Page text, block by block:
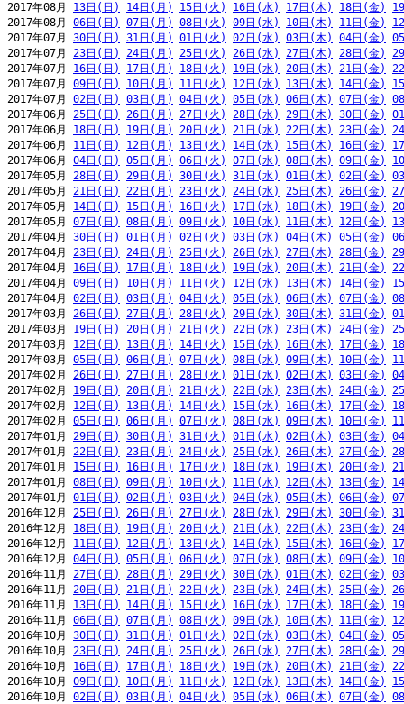
2017年08月 13日(日) 14日(月) 15日(火) 16日(水) 17日(木) 18日(金)
2017年08月 06日(日) 07日(月) 08日(火) 09日(水) 10日(木) 11日(金)
2017年07月 30日(日) 31日(月) 01日(火) 02日(水) 03日(木) 04日(金)
2017年07月 23日(日) 24日(月) 25日(火) 26日(水) 27日(木) 28日(金)
2017年07月 16日(日) 17日(月) 18日(火) 19日(水) 20日(木) 21日(金)
2017年07月 09日(日) 10日(月) 11日(火) 12日(水) 13日(木) 14日(金)
2017年07月 02日(日) 03日(月) 04日(火) 05日(水) 06日(木) 07日(金)
2017年06月 25日(日) 26日(月) 27日(火) 28日(水) 29日(木) 30日(金)
2017年06月 18日(日) 19日(月) 20日(火) 21日(水) 22日(木) 23日(金)
2017年06月 11日(日) 12日(月) 13日(火) 14日(水) 15日(木) 16日(金)
2017年06月 04日(日) 05日(月) 06日(火) 07日(水) 08日(木) 09日(金)
2017年05月 28日(日) 29日(月) 30日(火) 31日(水) 01日(木) 02日(金)
2017年05月 21日(日) 22日(月) 23日(火) 24日(水) 25日(木) 26日(金)
2017年05月 14日(日) 15日(月) 16日(火) 17日(水) 18日(木) 19日(金)
2017年05月 07日(日) 08日(月) 09日(火) 10日(水) 11日(木) 12日(金)
2017年04月 30日(日) 01日(月) 02日(火) 03日(水) 04日(木) 05日(金)
2017年04月 23日(日) 24日(月) 25日(火) 26日(水) 27日(木) 28日(金)
2017年04月 16日(日) 17日(月) 18日(火) 19日(水) 20日(木) 21日(金)
2017年04月 09日(日) 10日(月) 11日(火) 12日(水) 13日(木) 14日(金)
2017年04月 02日(日) 03日(月) 04日(火) 05日(水) 06日(木) 07日(金)
2017年03月 26日(日) 27日(月) 28日(火) 29日(水) 30日(木) 31日(金)
2017年03月 19日(日) 20日(月) 21日(火) 22日(水) 23日(木) 24日(金)
2017年03月 12日(日) 13日(月) 14日(火) 15日(水) 16日(木) 17日(金)
2017年03月 05日(日) 06日(月) 07日(火) 08日(水) 09日(木) 10日(金)
2017年02月 26日(日) 27日(月) 28日(火) 01日(水) 02日(木) 03日(金)
2017年02月 19日(日) 20日(月) 21日(火) 22日(水) 23日(木) 24日(金)
2017年02月 12日(日) 13日(月) 14日(火) 15日(水) 16日(木) 17日(金)
2017年02月 05日(日) 06日(月) 07日(火) 08日(水) 09日(木) 10日(金)
2017年01月 29日(日) 30日(月) 31日(火) 01日(水) 02日(木) 03日(金)
2017年01月 22日(日) 23日(月) 24日(火) 25日(水) 26日(木) 27日(金)
2017年01月 15日(日) 16日(月) 17日(火) 18日(水) 19日(木) 20日(金)
2017年01月 08日(日) 09日(月) 10日(火) 11日(水) 12日(木) 13日(金)
2017年01月 01日(日) 02日(月) 03日(火) 04日(水) 05日(木) 06日(金)
2016年12月 25日(日) 26日(月) 27日(火) 28日(水) 29日(木) 30日(金)
2016年12月 18日(日) 19日(月) 20日(火) 21日(水) 22日(木) 23日(金)
2016年12月 11日(日) 12日(月) 13日(火) 14日(水) 15日(木) 16日(金)
2016年12月 04日(日) 05日(月) 06日(火) 07日(水) 08日(木) 09日(金)
2016年11月 27日(日) 28日(月) 29日(火) 30日(水) 01日(木) 02日(金)
2016年11月 20日(日) 21日(月) 22日(火) 23日(水) 24日(木) 25日(金)
2016年11月 13日(日) 14日(月) 15日(火) 16日(水) 17日(木) 18日(金)
2016年11月 06日(日) 07日(月) 08日(火) 09日(水) 10日(木) 11日(金)
2016年10月 30日(日) 31日(月) 01日(火) 02日(水) 03日(木) 04日(金)
2016年10月 23日(日) 24日(月) 25日(火) 26日(水) 27日(木) 28日(金)
2016年10月 16日(日) 17日(月) 18日(火) 19日(水) 20日(木) 21日(金)
2016年10月 09日(日) 10日(月) 11日(火) 12日(水) 13日(木) 14日(金)
2016年10月 02日(日) 03日(月) 04日(火) 05日(水) 06日(木) 07日(金)